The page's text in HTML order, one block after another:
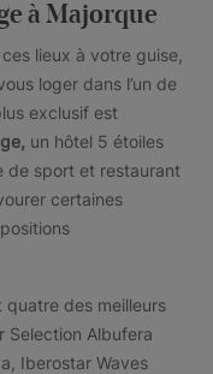
à Majorque
lieux à votre guise,
loger dans l’un de
exclusif est
un hôtel 5 étoiles
de sport et restaurant
certaines
quatre des meilleurs
Selection Albufera
Iberostar Waves